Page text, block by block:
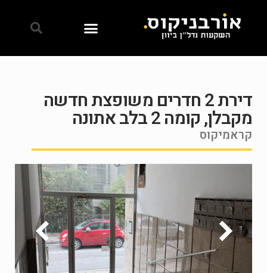
דירת 2 חדרים משופצת חדשה
מקבלן, קומה 2 בלב אתונה
קראמיקוס